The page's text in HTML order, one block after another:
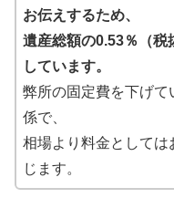
お伝えするため、
遺産総額の0.53％（税
しています。
弊所の固定費を下げて
係で、
相場より料金として
じます。